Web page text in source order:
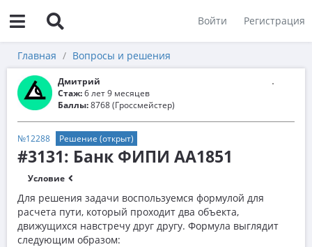
Войти Регистрация
Главная Вопросы и решения
Дмитрий
Стаж:6 лет 9 месяцев
Баллы:8768 (Гроссмейстер)
№12288 Решение (открыт)
#3131: Банк ФИПИ AA1851
Условие
Для решения задачи воспользуемся формулой для
расчета пути, который проходит два объекта,
движущихся навстречу друг другу. Формула выглядит
следующим образом: